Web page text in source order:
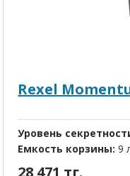
Rexel
Уровень
Емкость корзины:9